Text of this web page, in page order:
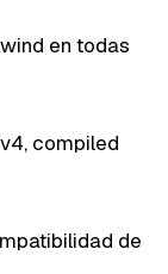
en todas
compiled
de